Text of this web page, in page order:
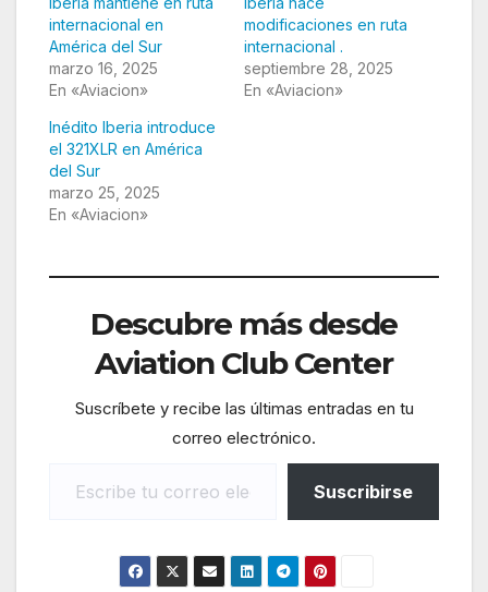
internacional en
América del Sur
marzo 16, 2025
En «Aviacion»
modificaciones en ruta
internacional .
septiembre 28, 2025
En «Aviacion»
Inédito Iberia introduce
el 321XLR en América
del Sur
marzo 25, 2025
En «Aviacion»
Descubre más desde
Aviation Club Center
Suscríbete y recibe las últimas entradas en tu
correo electrónico.
Suscribirse